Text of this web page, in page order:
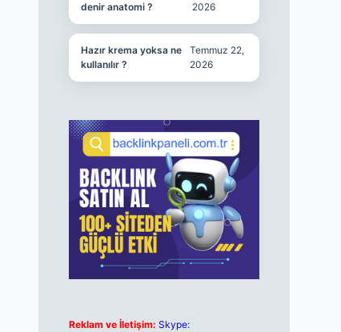
denir anatomi ?
2026
Hazır krema yoksa ne
kullanılır ?
Temmuz 22,
2026
Reklam ve İletişim: Skype: